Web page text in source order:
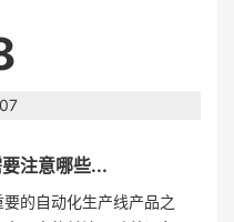
注意哪些...
的自动化生产线产品之